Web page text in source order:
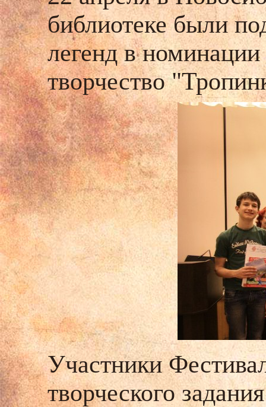
библиотеке были
легенд в
творчество
Участники
творческого